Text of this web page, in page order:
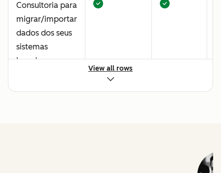
Consultoria para
migrar/importar
dados dos seus
sistemas
legados
Prática
View all rows